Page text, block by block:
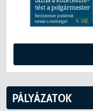
PÁLYÁZATOK